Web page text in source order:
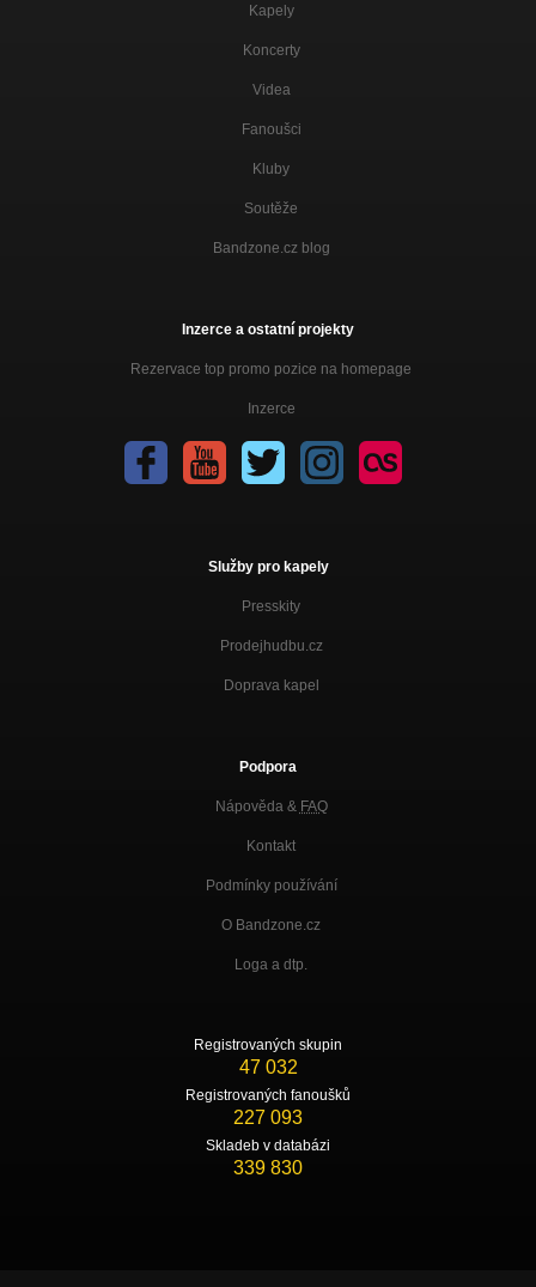
Kapely
Koncerty
Videa
Fanoušci
Kluby
Soutěže
Bandzone.cz blog
Inzerce a ostatní projekty
Rezervace top promo pozice na homepage
Inzerce
Služby pro kapely
Presskity
Prodejhudbu.cz
Doprava kapel
Podpora
Nápověda & FAQ
Kontakt
Podmínky používání
O Bandzone.cz
Loga a dtp.
Registrovaných skupin
47 032
Registrovaných fanoušků
227 093
Skladeb v databázi
339 830